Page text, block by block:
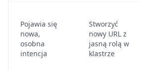
Pojawia się
nowa,
osobna
intencja
Stworzyć
nowy URL z
jasną rolą w
klastrze